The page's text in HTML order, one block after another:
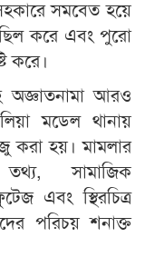
সমবেত হয়ে
করে এবং পুরো
করে।
অজ্ঞাতনামা আরও
মডেল থানায়
করা হয়। মামলার
তথ্য, সামাজিক
এবং স্থিরচিত্র
পরিচয় শনাক্ত